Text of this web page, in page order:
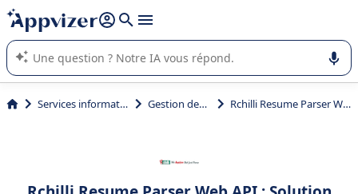
répondre (plusieurs lignes avec
L'IA de Appvizer vous guide dans l'utilisation ou la sélection de
logiciel SaaS en entreprise.
Services informatiques Gestion des API Rchilli Resume Parser Web API